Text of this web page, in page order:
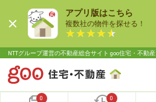
アプリ版はこちら
複数社の物件を探せる！
NTTグループ運営の不動産総合サイト goo住宅・不動産
0 0